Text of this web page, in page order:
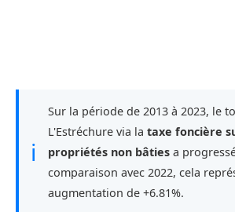
ℹ
Sur la période de 2013 à 2023, le
L'Estréchure via la taxe foncière
propriétés non bâties a
comparaison avec 2022, cela
augmentation de +6.81%.